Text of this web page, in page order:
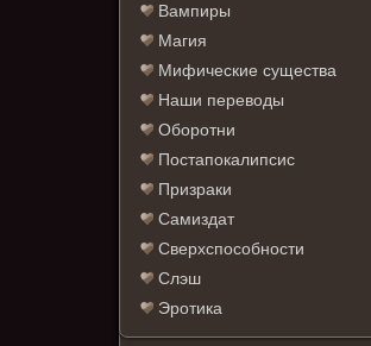
Вампиры
Магия
Мифические существа
Наши переводы
Оборотни
Постапокалипсис
Призраки
Самиздат
Сверхспособности
Слэш
Эротика